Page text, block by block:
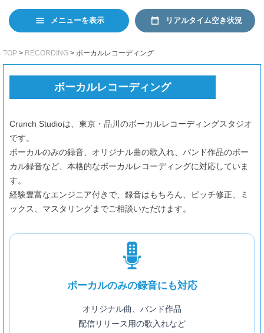
日本語 EN
メニューを表示 リアルタイム空き状況
TOP RECORDING ボーカルレコーディング
ボーカルレコーディング
Crunch Studioは、東京・品川のボーカルレコーディングスタジオ
です。
ボーカルのみの録音、オリジナル曲の歌入れ、バンド作品のボー
カル録音など、本格的なボーカルレコーディングに対応していま
す。
経験豊富なエンジニア付きで、録音はもちろん、ピッチ修正、ミ
ックス、マスタリングまでご相談いただけます。
ボーカルのみの録音にも対応
オリジナル曲、バンド作品
配信リリース用の歌入れなど